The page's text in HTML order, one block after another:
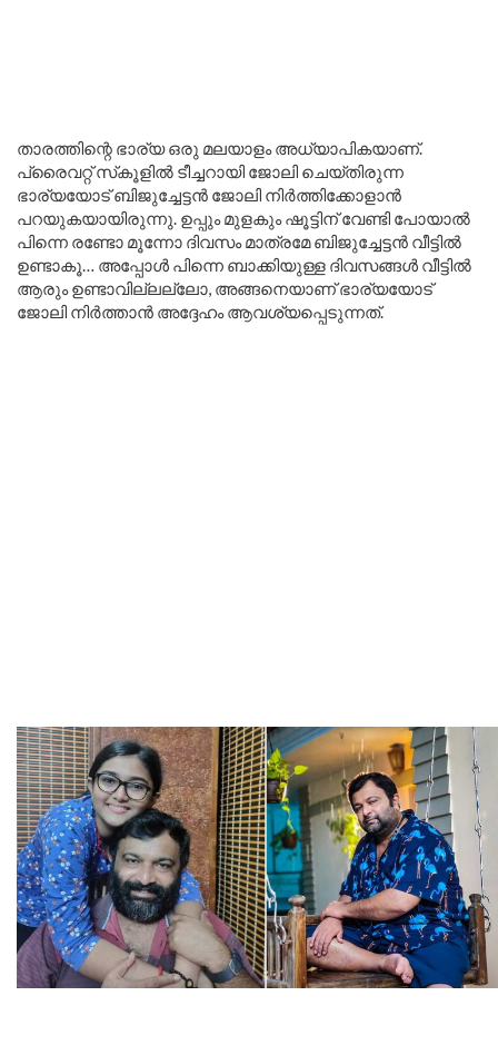
താരത്തിന്റെ ഭാര്യ ഒരു മലയാളം അധ്യാപികയാണ്.
പ്രൈവറ്റ് സ്‌കൂളിൽ ടീച്ചറായി ജോലി ചെയ്തിരുന്ന
ഭാര്യയോട് ബിജുച്ചേട്ടൻ ജോലി നിർത്തിക്കോളാൻ
പറയുകയായിരുന്നു. ഉപ്പും മുളകും ഷൂട്ടിന് വേണ്ടി പോയാൽ
പിന്നെ രണ്ടോ മൂന്നോ ദിവസം മാത്രമേ ബിജുച്ചേട്ടൻ വീട്ടിൽ
ഉണ്ടാകൂ… അപ്പോൾ പിന്നെ ബാക്കിയുള്ള ദിവസങ്ങൾ വീട്ടിൽ
ആരും ഉണ്ടാവില്ലല്ലോ, അങ്ങനെയാണ് ഭാര്യയോട്
ജോലി നിർത്താൻ അദ്ദേഹം ആവശ്യപ്പെടുന്നത്.